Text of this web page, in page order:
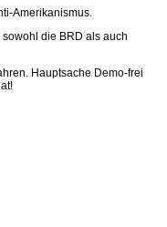
Amerikanismus.
die BRD als auch
Hauptsache Demo-frei